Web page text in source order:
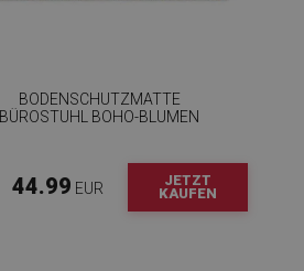
BODENSCHUTZMATTE
BÜROSTUHL BOHO-BLUMEN
44.99 EUR
JETZT
KAUFEN